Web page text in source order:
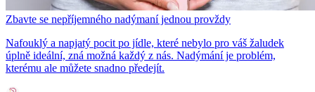
Zbavte se nepříjemného nadýmaní jednou provždy
Nafouklý a napjatý pocit po jídle, které nebylo pro váš žaludek
úplně ideální, zná možná každý z nás. Nadýmání je problém,
kterému ale můžete snadno předejít.